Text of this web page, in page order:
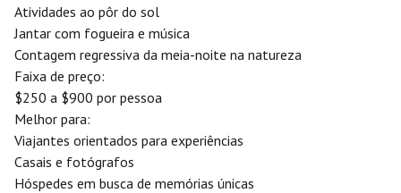
Atividades ao pôr do sol
Jantar com fogueira e música
Contagem regressiva da meia-noite na natureza
Faixa de preço:
$250 a $900 por pessoa
Melhor para:
Viajantes orientados para experiências
Casais e fotógrafos
Hóspedes em busca de memórias únicas